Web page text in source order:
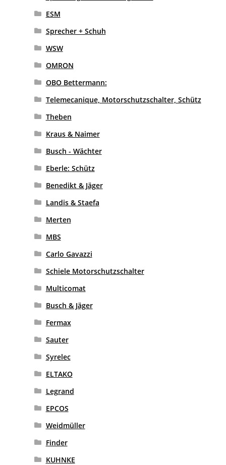
ESM
Sprecher + Schuh
WSW
OMRON
OBO Bettermann:
Telemecanique, Motorschutzschalter, Schütz
Theben
Kraus & Naimer
Busch - Wächter
Eberle: Schütz
Benedikt & Jäger
Landis & Staefa
Merten
MBS
Carlo Gavazzi
Schiele Motorschutzschalter
Multicomat
Busch & Jäger
Fermax
Sauter
Syrelec
ELTAKO
Legrand
EPCOS
Weidmüller
Finder
KUHNKE